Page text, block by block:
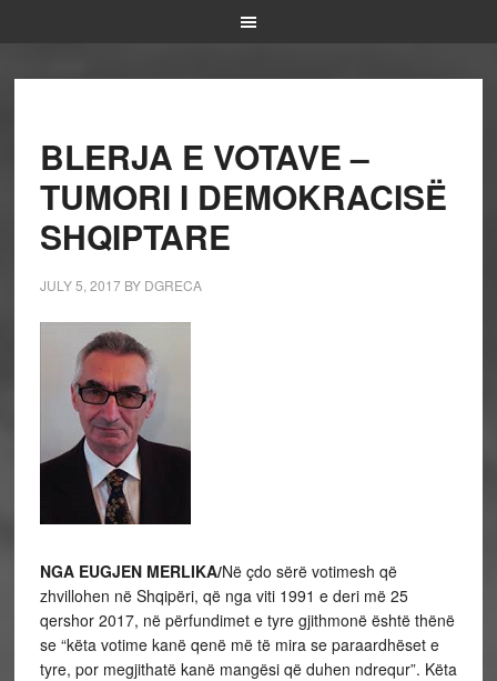
BLERJA E VOTAVE –
TUMORI I DEMOKRACISË
SHQIPTARE
JULY 5, 2017BY DGRECA
NGA EUGJEN MERLIKA/Në çdo sërë votimesh që
zhvillohen në Shqipëri, që nga viti 1991 e deri më 25
qershor 2017, në përfundimet e tyre gjithmonë është thënë
se “këta votime kanë qenë më të mira se paraardhëset e
tyre, por megjithatë kanë mangësi që duhen ndrequr”. Këta